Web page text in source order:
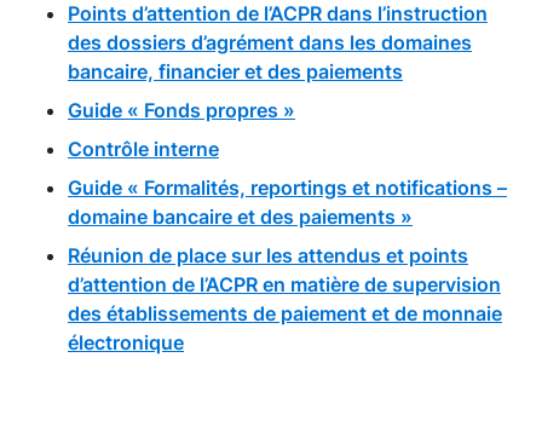
Points d’attention de l’ACPR dans l’instruction
des dossiers d’agrément dans les domaines
bancaire, financier et des paiements
Guide « Fonds propres »
Contrôle interne
Guide « Formalités, reportings et notifications –
domaine bancaire et des paiements »
Réunion de place sur les attendus et points
d’attention de l’ACPR en matière de supervision
des établissements de paiement et de monnaie
électronique